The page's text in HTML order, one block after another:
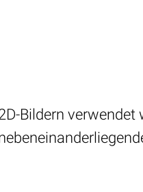
Bildern verwendet